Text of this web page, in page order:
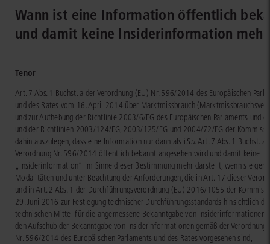
Wann ist eine Information öffentlich
und damit keine Insiderinformation
Tenor
Art. 7 Abs. 1 Buchst. a der Verordnung (EU) Nr. 596/2014 des Europäischen
und des Rates vom 16. April 2014 über Marktmissbrauch
und zur Aufhebung der Richtlinie 2003/6/EG des Europäischen Parlaments und
und der Richtlinien 2003/124/EG, 2003/125/EG und 2004/72/EG der
dahin auszulegen, dass eine Information nur dann als i.S.v. Art. 7 Abs. 1 Buchst. a
Verordnung Nr. 596/2014 öffentlich bekannt angesehen wird und damit keine
„Insiderinformation“ im Sinne dieser Bestimmung mehr darstellt, wenn sie
Modalitäten und unter Beachtung der Anforderungen, die in Art. 17 dieser
und in Art. 2 Abs. 1 der Durchführungsverordnung (EU) 2016/1055 der
29. Juni 2016 zur Festlegung technischer Durchführungsstandards hinsichtlich
technischen Mittel für die angemessene Bekanntgabe von Insiderinformationen
den Aufschub der Bekanntgabe von Insiderinformationen gemäß der Verordnung
Nr. 596/2014 des Europäischen Parlaments und des Rates vorgesehen sind,